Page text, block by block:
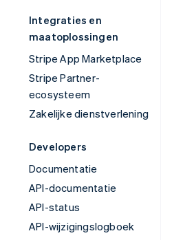
Integraties en
maatoplossingen
Stripe App Marketplace
Stripe Partner-
ecosysteem
Zakelijke dienstverlening
Developers
Documentatie
API-documentatie
API-status
API-wijzigingslogboek